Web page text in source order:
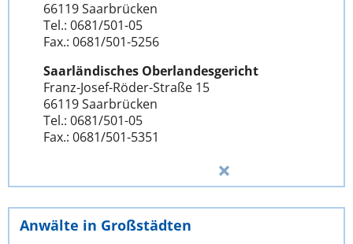
66119 Saarbrücken
Tel.: 0681/501-05
Fax.: 0681/501-5256
Saarländisches Oberlandesgericht
Franz-Josef-Röder-Straße 15
66119 Saarbrücken
Tel.: 0681/501-05
Fax.: 0681/501-5351
Anwälte in Großstädten